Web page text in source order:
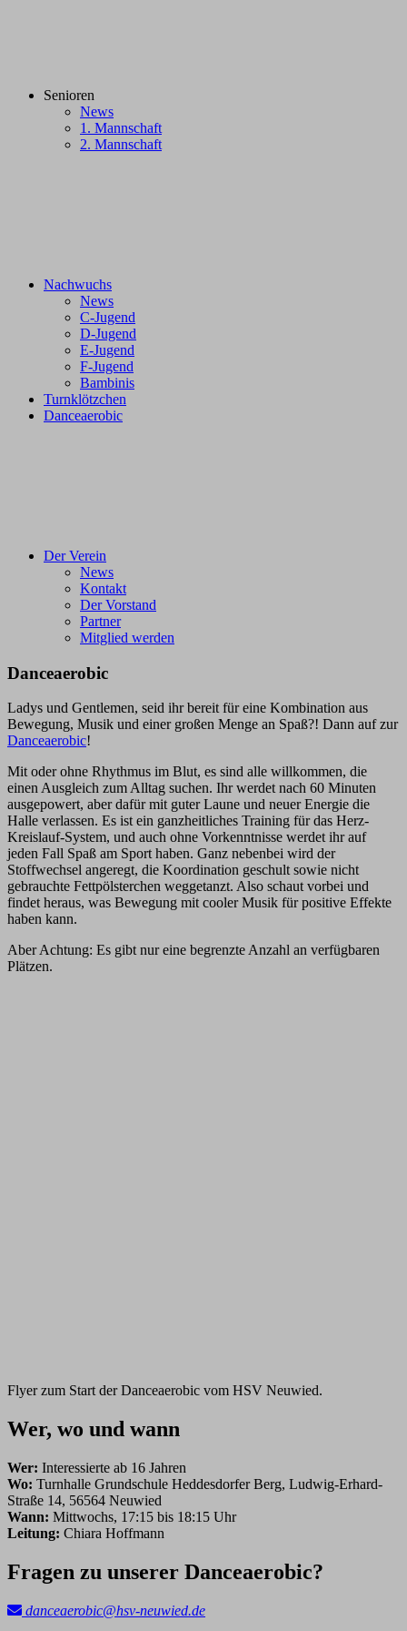
Senioren
News
1. Mannschaft
2. Mannschaft
Nachwuchs
News
C-Jugend
D-Jugend
E-Jugend
F-Jugend
Bambinis
Turnklötzchen
Danceaerobic
Der Verein
News
Kontakt
Der Vorstand
Partner
Mitglied werden
Danceaerobic
Ladys und Gentlemen, seid ihr bereit für eine Kombination aus
Bewegung, Musik und einer großen Menge an Spaß?! Dann auf zur
Danceaerobic!
Mit oder ohne Rhythmus im Blut, es sind alle willkommen, die
einen Ausgleich zum Alltag suchen. Ihr werdet nach 60 Minuten
ausgepowert, aber dafür mit guter Laune und neuer Energie die
Halle verlassen. Es ist ein ganzheitliches Training für das Herz-
Kreislauf-System, und auch ohne Vorkenntnisse werdet ihr auf
jeden Fall Spaß am Sport haben. Ganz nebenbei wird der
Stoffwechsel angeregt, die Koordination geschult sowie nicht
gebrauchte Fettpölsterchen weggetanzt. Also schaut vorbei und
findet heraus, was Bewegung mit cooler Musik für positive Effekte
haben kann.
Aber Achtung: Es gibt nur eine begrenzte Anzahl an verfügbaren
Plätzen.
Flyer zum Start der Danceaerobic vom HSV Neuwied.
Wer, wo und wann
Wer: Interessierte ab 16 Jahren
Wo: Turnhalle Grundschule Heddesdorfer Berg, Ludwig-Erhard-
Straße 14, 56564 Neuwied
Wann: Mittwochs, 17:15 bis 18:15 Uhr
Leitung: Chiara Hoffmann
Fragen zu unserer Danceaerobic?
danceaerobic@hsv-neuwied.de